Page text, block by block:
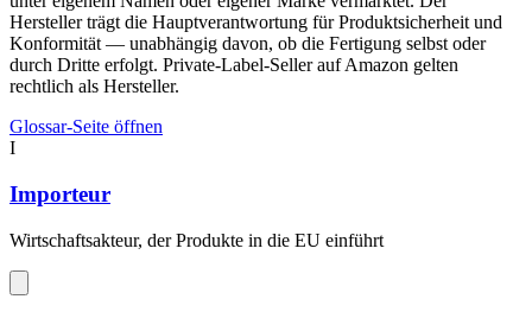
Hersteller trägt die Hauptverantwortung für Produktsicherheit und
Konformität — unabhängig davon, ob die Fertigung selbst oder
durch Dritte erfolgt. Private-Label-Seller auf Amazon gelten
rechtlich als Hersteller.
Glossar-Seite öffnen
I
Importeur
Wirtschaftsakteur, der Produkte in die EU einführt